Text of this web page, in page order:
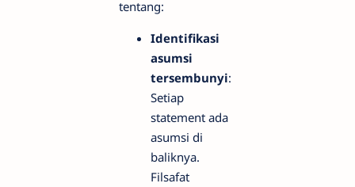
tentang:
Identifikasi
asumsi
tersembunyi:
Setiap
statement ada
asumsi di
baliknya.
Filsafat